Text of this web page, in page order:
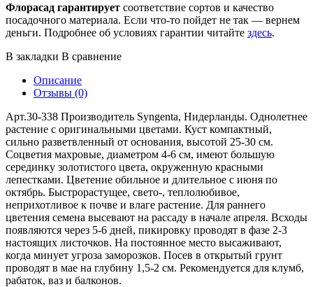
Флорасад гарантирует соответствие сортов и качество
посадочного материала. Если что-то пойдет не так — вернем
деньги. Подробнее об условиях гарантии читайте здесь.
В закладки В сравнение
Описание
Отзывы (0)
Арт.30-338 Производитель Syngenta, Нидерланды. Однолетнее
растение с оригинальными цветами. Куст компактный,
сильно разветвленный от основания, высотой 25-30 см.
Соцветия махровые, диаметром 4-6 см, имеют большую
серединку золотистого цвета, окруженную красными
лепестками. Цветение обильное и длительное с июня по
октябрь. Быстрорастущее, свето-, теплолюбивое,
неприхотливое к почве и влаге растение. Для раннего
цветения семена высевают на рассаду в начале апреля. Всходы
появляются через 5-6 дней, пикировку проводят в фазе 2-3
настоящих листочков. На постоянное место высаживают,
когда минует угроза заморозков. Посев в открытый грунт
проводят в мае на глубину 1,5-2 см. Рекомендуется для клумб,
рабаток, ваз и балконов.